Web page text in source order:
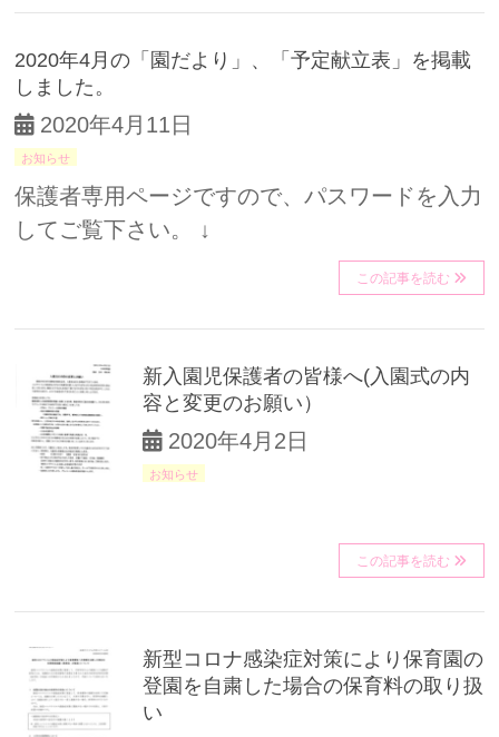
2020年4月の「園だより」、「予定献立表」を掲載
しました。
2020年4月11日
お知らせ
保護者専用ページですので、パスワードを入力
してご覧下さい。 ↓
この記事を読む
新入園児保護者の皆様へ(入園式の内
容と変更のお願い）
2020年4月2日
お知らせ
この記事を読む
新型コロナ感染症対策により保育園の
登園を自粛した場合の保育料の取り扱
い